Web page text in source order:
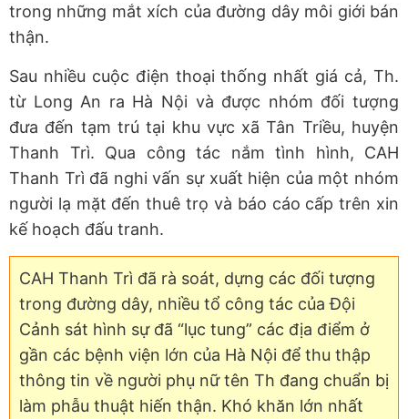
trong những mắt xích của đường dây môi giới bán
thận.
Sau nhiều cuộc điện thoại thống nhất giá cả, Th.
từ Long An ra Hà Nội và được nhóm đối tượng
đưa đến tạm trú tại khu vực xã Tân Triều, huyện
Thanh Trì. Qua công tác nắm tình hình, CAH
Thanh Trì đã nghi vấn sự xuất hiện của một nhóm
người lạ mặt đến thuê trọ và báo cáo cấp trên xin
kế hoạch đấu tranh.
CAH Thanh Trì đã rà soát, dựng các đối tượng
trong đường dây, nhiều tổ công tác của Đội
Cảnh sát hình sự đã “lục tung” các địa điểm ở
gần các bệnh viện lớn của Hà Nội để thu thập
thông tin về người phụ nữ tên Th đang chuẩn bị
làm phẫu thuật hiến thận. Khó khăn lớn nhất